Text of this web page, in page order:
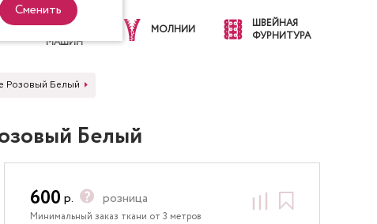
СменитьИГЛЫ ДЛЯ
ШВЕЙНЫХ
МАШИН
МОЛНИИ
ШВЕЙНАЯ
ФУРНИТУРА
Розовый Белый
Белый
600 р. розница
Минимальный заказ ткани от 3 метров